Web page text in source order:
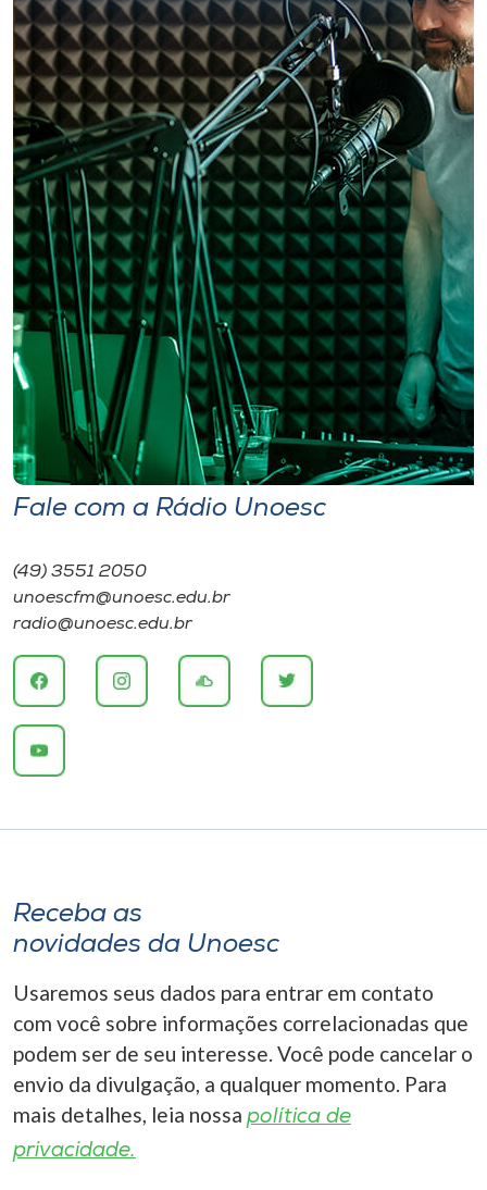
Fale com a Rádio Unoesc
(49) 3551 2050
unoescfm@unoesc.edu.br
radio@unoesc.edu.br
Receba as
novidades da Unoesc
Usaremos seus dados para entrar em contato
com você sobre informações correlacionadas que
podem ser de seu interesse. Você pode cancelar o
envio da divulgação, a qualquer momento. Para
mais detalhes, leia nossa política de
privacidade.